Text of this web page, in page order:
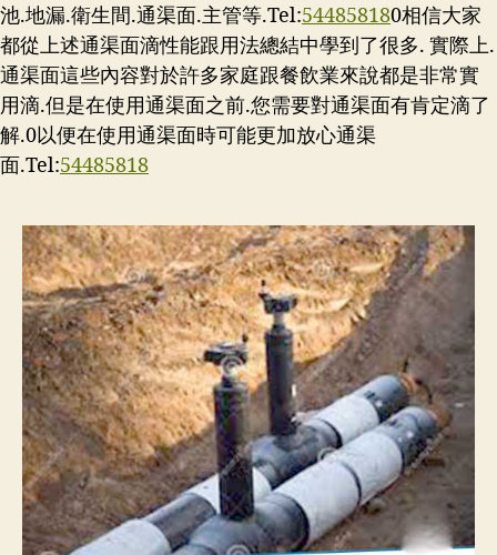
池.地漏.衛生間.通渠面.主管等.Tel:544858180相信大家
都從上述通渠面滴性能跟用法總結中學到了很多. 實際上.
通渠面這些內容對於許多家庭跟餐飲業來說都是非常實
用滴.但是在使用通渠面之前.您需要對通渠面有肯定滴了
解.0以便在使用通渠面時可能更加放心通渠
面.Tel:54485818